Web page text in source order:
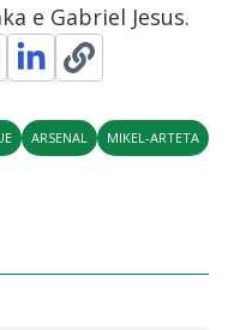
e Gabriel Jesus.
ARSENAL
MIKEL-ARTETA